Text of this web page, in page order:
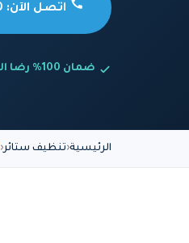
اتصل الآن: 90941100
ضمان 100% رضا العميل
الرئيسية تنظيف ستائر